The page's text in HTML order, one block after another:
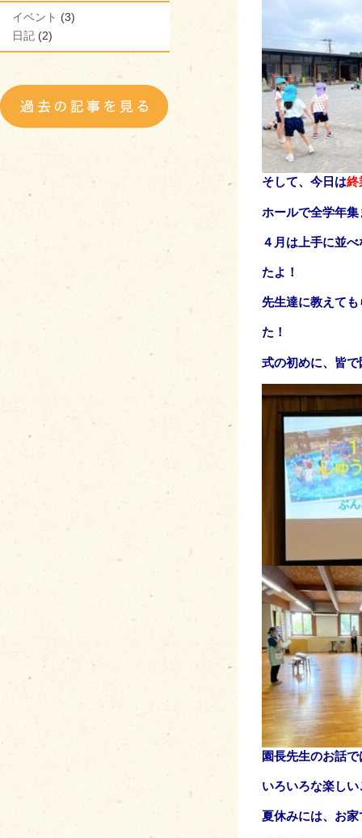
イベント (3)
日記 (2)
そして、今日は終
ホールで全学年
４月は上手に並
たよ！
先生達に教えて
た！
式の初めに、皆
園長先生のお話
いろいろな楽し
夏休みには、お